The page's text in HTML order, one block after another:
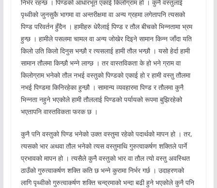
निर्भर रहन्छ । पिण्डको आधारभूत एकाई किलोग्राम हो । कुनै वस्तुलाई
पृथ्वीको जुनसुकै भागमा वा अन्तरीक्षमा वा अन्य ग्रहमा लगेतापनि त्यसको
पिण्ड परिवर्तन हुँदैन । हामीहरु धेरैलाई पिण्ड र तौल बीचको भिन्नतामा भ्रम
हुन्छ । हामीले पसलमा चामल वा अन्य जोखेर दिइने सामान किन्न जाँदा यति
किलो उति किलो दिनुस भन्छौ र त्यसलाई हामी तौल भन्छौ । यसो हेर्दा हामी
सामान तौलमा किन्छौ भन्ने लाग्छ । तर वास्तविकता के हो भने ग्राम वा
किलोग्राम भनेको तौल नभई वस्तुको पिण्डको एकाई हो र हामी वस्तु तौलमा
नभई पिण्डमा किनिरहेका हुन्छौ । सामान्य व्यवहारमा पिण्ड र तौलमा कुनै
भिन्नता नहुने भएकोले हामी तौललाई पिण्डको पर्यायको रूपमा बुझिरहेको
भएतापनि वास्तविकता फरक छ ।
कुनै पनि वस्तुको पिण्ड भनेको उक्त वस्तुमा रहेको पदार्थको मापन हो । तर,
त्यसको भार अथवा तौल भनेको त्यस वस्तुमाथि गुरुत्वाकर्षण शक्तिले पार्ने
प्रभावको मापन हो । त्यसैले कुनै वस्तुको भार वा तौल त्यो वस्तु अवस्थित
ठाउँको गुरुत्वाकर्षण शक्ति कति छ भन्ने कुरामा निर्भर गर्छ । उदाहरणको
लागि पृथ्वीको गुरुत्वाकर्षण शक्ति चन्द्रमाको भन्दा बढी हुने भएकोले कुनै पनि